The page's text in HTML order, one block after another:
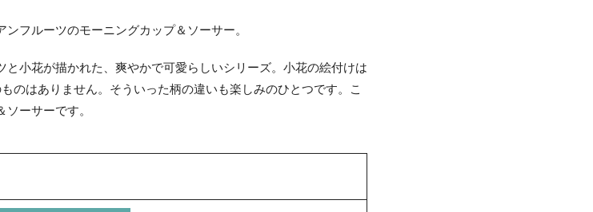
フルーツのモーニングカップ＆ソーサー。
小花が描かれた、爽やかで可愛らしいシリーズ。小花の絵付けは
のはありません。そういった柄の違いも楽しみのひとつです。こ
ーサーです。